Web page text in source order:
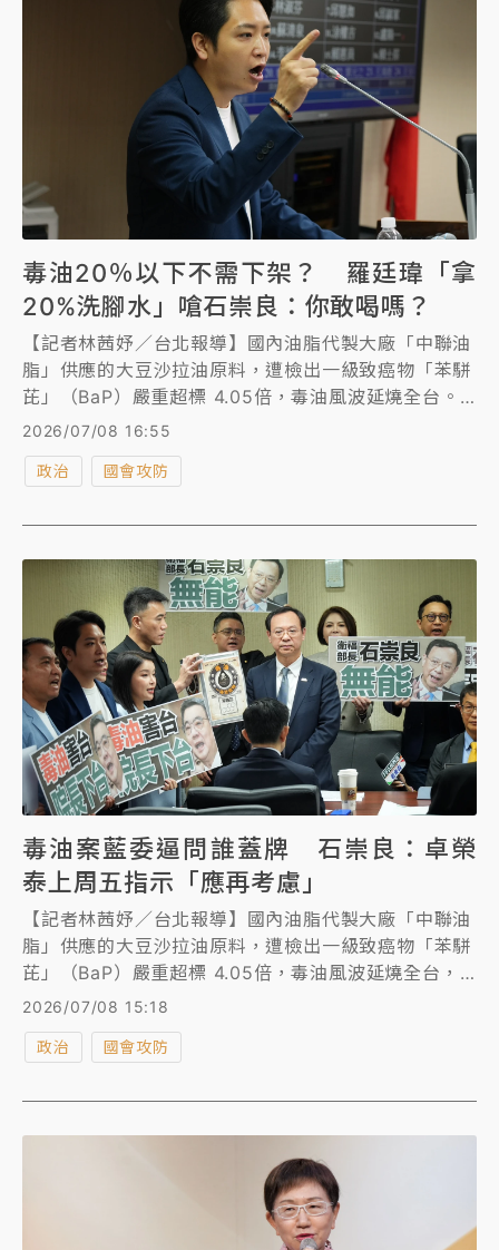
毒油20％以下不需下架？ 羅廷瑋「拿
20%洗腳水」嗆石崇良：你敢喝嗎？
【記者林茜妤／台北報導】國內油脂代製大廠「中聯油
脂」供應的大豆沙拉油原料，遭檢出一級致癌物「苯駢
芘」（BaP）嚴重超標 4.05倍，毒油風波延燒全台。
總統賴清德日前表示，依據專家會議決議，只要是使用
問題油製成的調和油，或使用比例達20%以上的再製加
工產品，都要全部下架；但石崇良昨晚宣布，含量20%
石崇良時痛批，「毒油參了20％、稀釋20％，我管你
是怎麼樣，它還是毒油」，並拿出一瓶水嗆，「部長，
這瓶水參了20％的洗腳水，80%的RO純淨逆滲透水，
請你喝下去，你要喝嗎？這樣的東西不會致癌，但你敢
喝嗎？」
2026/07/08 16:55
政治 國會攻防
毒油案藍委逼問誰蓋牌 石崇良：卓榮
泰上周五指示「應再考慮」
【記者林茜妤／台北報導】國內油脂代製大廠「中聯油
脂」供應的大豆沙拉油原料，遭檢出一級致癌物「苯駢
芘」（BaP）嚴重超標 4.05倍，毒油風波延燒全台，
引發民眾恐慌。衛福部長石崇良今（8）日赴立法院進
邊高喊「毒油害台，院長下台」，石則不發一語。 藍
了哪些官員？衛福部當時是否有告訴卓榮泰第二層不必
下架？還是蓋牌根本是院長的決定？石崇良回應，當時
卓有指示「應該要再考慮」。藍委黃建賓則表示，要求
卓榮泰、石崇良及食藥署長姜至剛負起政治責任。
2026/07/08 15:18
政治 國會攻防